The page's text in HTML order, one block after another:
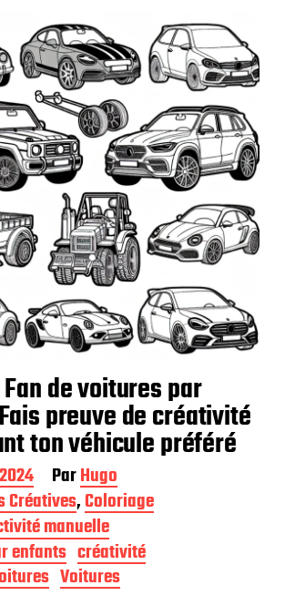
de voitures par
preuve de créativité
ton véhicule préféré
ParHugo
Créatives,Coloriage
manuelle
enfants créativité
Voitures